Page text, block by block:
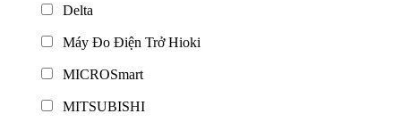
Delta
Máy Đo Điện Trở Hioki
MICROSmart
MITSUBISHI